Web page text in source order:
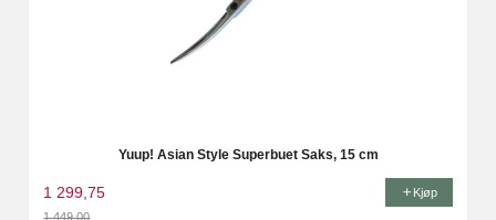
Yuup! Asian Style Superbuet Saks, 15 cm
1 299,75
1 449,00
Kjøp